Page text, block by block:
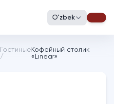
O'zbek
Гостиные
/
Кофейный столик
«Linear»